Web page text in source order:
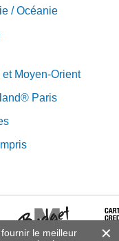
le meilleur
/ Océanie
et Moyen-Orient
Paris